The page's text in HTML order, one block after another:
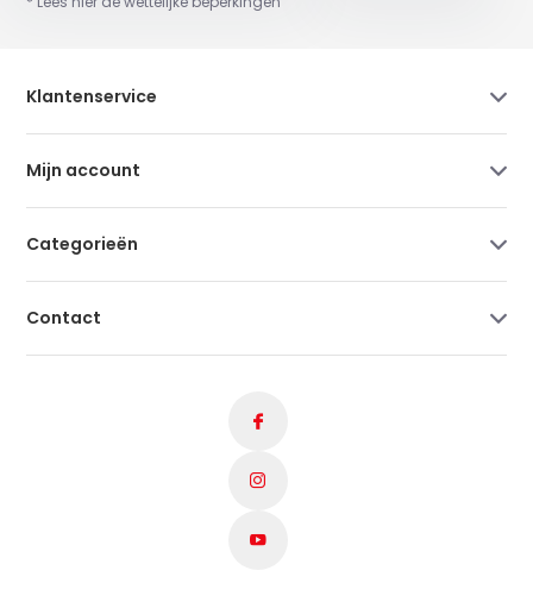
Klantenservice
Mijn account
Categorieën
Contact